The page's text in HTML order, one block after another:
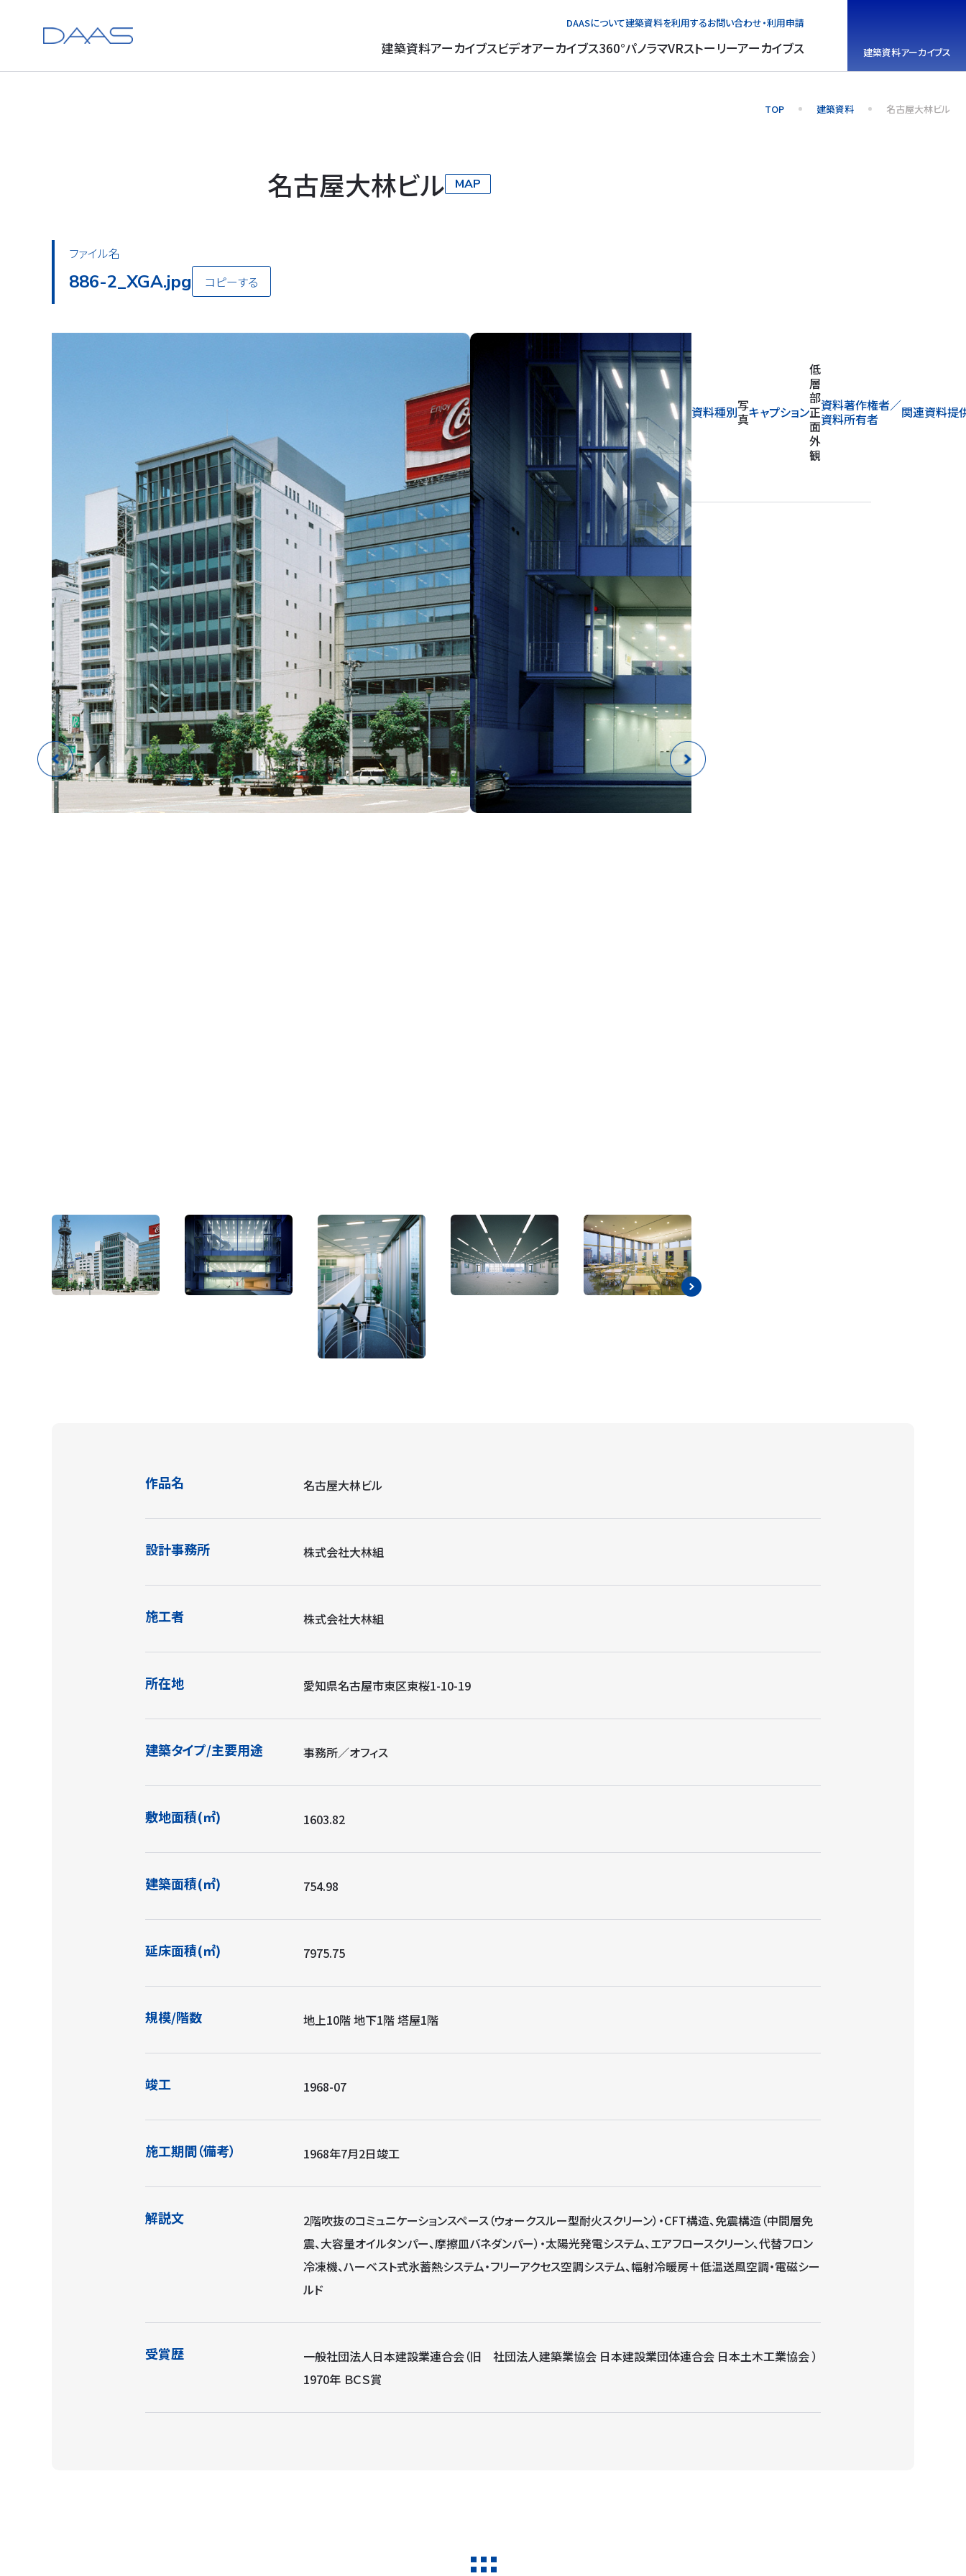
DAASについて建築資料を利用するお問い合わせ・利用申請
建築資料アーカイブスビデオアーカイブス360°パノラマVRストーリーアーカイブス 建築資料アーカイブス
TOP 建築資料 名古屋大林ビル
名古屋大林ビル MAP
ファイル名
886-2_XGA.jpg コピーする
資料種別写
真キャプション
低
層
部
正
面
外
観
資料著作権者／
資料所有者
関連資料提
作品名 名古屋大林ビル
設計事務所 株式会社大林組
施工者 株式会社大林組
所在地 愛知県名古屋市東区東桜1-10-19
建築タイプ/主要用途 事務所／オフィス
敷地面積(㎡) 1603.82
建築面積(㎡) 754.98
延床面積(㎡) 7975.75
規模/階数 地上10階 地下1階 塔屋1階
竣工 1968-07
施工期間（備考） 1968年7月2日竣工
解説文
2階吹抜のコミュニケーションスペース（ウォークスルー型耐火スクリーン）・CFT構造、免震構造（中間層免
震、大容量オイルタンパー、摩擦皿バネダンパー）・太陽光発電システム、エアフロースクリーン、代替フロン
冷凍機、ハーベスト式氷蓄熱システム・フリーアクセス空調システム、幅射冷暖房＋低温送風空調・電磁シー
ルド
受賞歴
一般社団法人日本建設業連合会（旧 社団法人建築業協会 日本建設業団体連合会 日本土木工業協会 ）
1970年 ＢＣＳ賞